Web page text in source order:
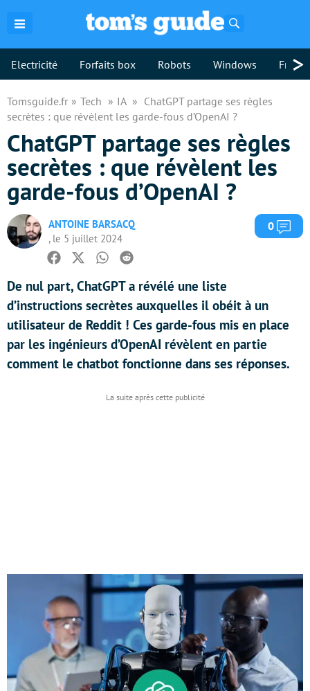
Electricité Forfaits box Robots Windows >
Tomsguide.fr Tech IA
ChatGPT partage ses règles
secrètes : que révèlent les garde-fous d’OpenAI ?
ChatGPT partage ses règles
secrètes : que révèlent les
garde-fous d’OpenAI ?
ANTOINE BARSACQ
, le 5 juillet 2024
0
Facebook
TwitterWhatsapp
Reddit
De nul part, ChatGPT a révélé une liste
d’instructions secrètes auxquelles il obéit à un
utilisateur de Reddit ! Ces garde-fous mis en place
par les ingénieurs d’OpenAI révèlent en partie
comment le chatbot fonctionne dans ses réponses.